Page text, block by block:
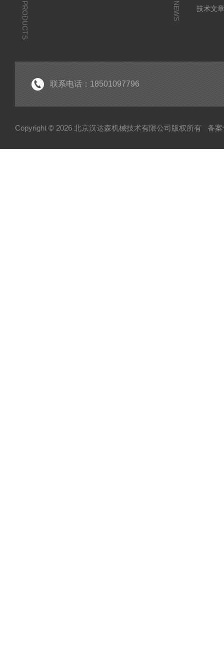
PRODUCTS NEWS
技术文
联系电话：18501097796
Copyright © 2026 北京汉达森机械技术有限公司版权所有 备案